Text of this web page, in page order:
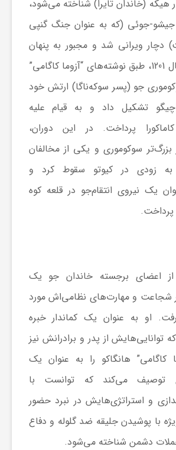
هیکه (خاندان تایرا) شناخته می‌شود،
جوئی (که به عنوان جنگ گنپی
دچار ویرانی شد و مجبور به پنهان
شدن شد. در سال 1201، طبق نوشته‌های “آزوما کاگامی”
جو (پسر سوکه‌ناگا) ارتش خود
تشکیل داد و به قیام علیه
پرداخت. در این دوران،
بزرگ‌تر سوکوموری و یکی از مخالفان
به زودی در کیوتو سقوط کرد و
یک نیروی انتقام‌جو در قلعه کوه
پرداخت.
از اعضای برجسته خاندان جو یک
شجاعت و مهارت‌های نظامی‌اش مورد
او به عنوان یک کماندار خبره
توانایی‌هایش از پدر و برادرانش نیز
کاگامی” هانگاکو را به عنوان یک
توصیف می‌کند که توانست با
و استراتژی‌هایش در نبرد حضور
با پوشیدن جلیقه ضد گلوله و دفاع
حملات دشمن شناخته می‌شود.